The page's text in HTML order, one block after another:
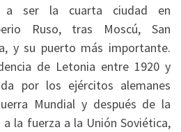
a ser la cuarta ciudad en
Ruso, tras Moscú, San
y su puerto más importante.
de Letonia entre 1920 y
por los ejércitos alemanes
Mundial y después de la
la fuerza a la Unión Soviética,